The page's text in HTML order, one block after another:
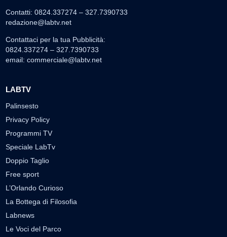
Contatti: 0824.337274 – 327.7390733
redazione@labtv.net
Contattaci per la tua Pubblicità:
0824.337274 – 327.7390733
email: commerciale@labtv.net
LABTV
Palinsesto
Privacy Policy
Programmi TV
Speciale LabTv
Doppio Taglio
Free sport
L’Orlando Curioso
La Bottega di Filosofia
Labnews
Le Voci del Parco